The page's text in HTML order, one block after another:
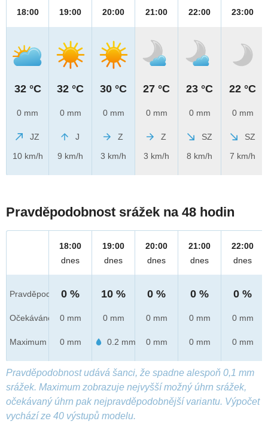
18:00
32 °C
0 mm
JZ
10 km/h
19:00
32 °C
0 mm
J
9 km/h
20:00
30 °C
0 mm
Z
3 km/h
21:00
27 °C
0 mm
Z
3 km/h
22:00
23 °C
0 mm
SZ
8 km/h
23:00
22 °C
0 mm
SZ
7 km/h
Pravděpodobnost srážek na 48 hodin
Pravděpod.
Očekáváno
Maximum
18:00
dnes
0 %
0 mm
0 mm
19:00
dnes
10 %
0 mm
0.2 mm
20:00
dnes
0 %
0 mm
0 mm
21:00
dnes
0 %
0 mm
0 mm
22:00
dnes
0 %
0 mm
0 mm
Pravděpodobnost udává šanci, že spadne alespoň 0,1 mm
srážek. Maximum zobrazuje nejvyšší možný úhrn srážek,
očekávaný úhrn pak nejpravděpodobnější variantu. Výpočet
vychází ze 40 výstupů modelu.